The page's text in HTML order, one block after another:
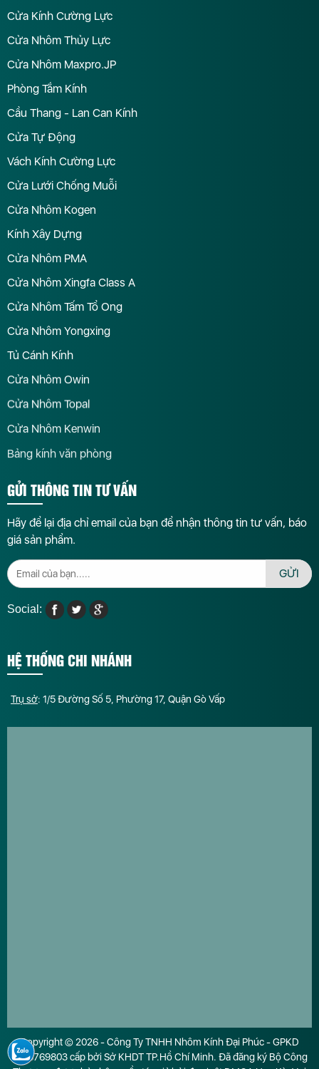
Cửa Kính Cường Lực
Cửa Nhôm Thủy Lực
Cửa Nhôm Maxpro.JP
Phòng Tắm Kính
Cầu Thang - Lan Can Kính
Cửa Tự Động
Vách Kính Cường Lực
Cửa Lưới Chống Muỗi
Cửa Nhôm Kogen
Kính Xây Dựng
Cửa Nhôm PMA
Cửa Nhôm Xingfa Class A
Cửa Nhôm Tấm Tổ Ong
Cửa Nhôm Yongxing
Tủ Cánh Kính
Cửa Nhôm Owin
Cửa Nhôm Topal
Cửa Nhôm Kenwin
Bảng kính văn phòng
GỬI THÔNG TIN TƯ VẤN
Hãy để lại địa chỉ email của bạn để nhận thông tin tư vấn, báo
giá sản phẩm.
GỬI
Social:
HỆ THỐNG CHI NHÁNH
Trụ sở: 1/5 Đường Số 5, Phường 17, Quận Gò Vấp
Copyright © 2026 - Công Ty TNHH Nhôm Kính Đại Phúc - GPKD
0316769803 cấp bởi Sở KHDT TP.Hồ Chí Minh. Đã đăng ký Bộ Công